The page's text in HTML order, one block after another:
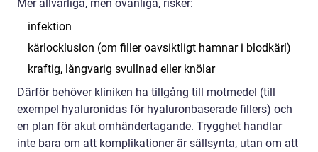
Mer allvarliga, men ovanliga, risker:
infektion
kärlocklusion (om filler oavsiktligt hamnar i blodkärl)
kraftig, långvarig svullnad eller knölar
Därför behöver kliniken ha tillgång till motmedel (till
exempel hyaluronidas för hyaluronbaserade fillers) och
en plan för akut omhändertagande. Trygghet handlar
inte bara om att komplikationer är sällsynta, utan om att